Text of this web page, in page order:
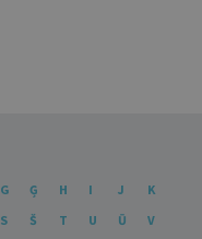
G Ģ H I J
K
S Š T U Ū
V